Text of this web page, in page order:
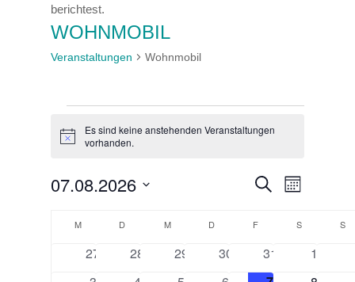
berichtest.
WOHNMOBIL
Veranstaltungen Wohnmobil
VERANSTALTUNGEN
Hinweis
Es sind keine anstehenden Veranstaltungen
vorhanden.
SUCHE
UND
Suche
Monat
07.08.2026
wählen.
KALENDER
VON
MMONTAG D DIENSTAGMMITTWOCH
D DONNERSTAG
FFREITAG SSAMSTAGS
0
27
0
28
0
Veranstaltungen
29
0
Veranstaltungen
30
0
Veranstaltungen
31
0
1